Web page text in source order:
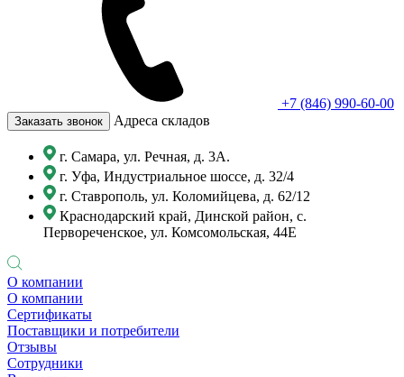
+7 (846) 990-60-00
Заказать звонок Адреса складов
г. Самара, ул. Речная, д. 3А.
г. Уфа, Индустриальное шоссе, д. 32/4
г. Ставрополь, ул. Коломийцева, д. 62/12
Краснодарский край, Динской район, с.
Первореченское, ул. Комсомольская, 44Е
О компании
О компании
Сертификаты
Поставщики и потребители
Отзывы
Сотрудники